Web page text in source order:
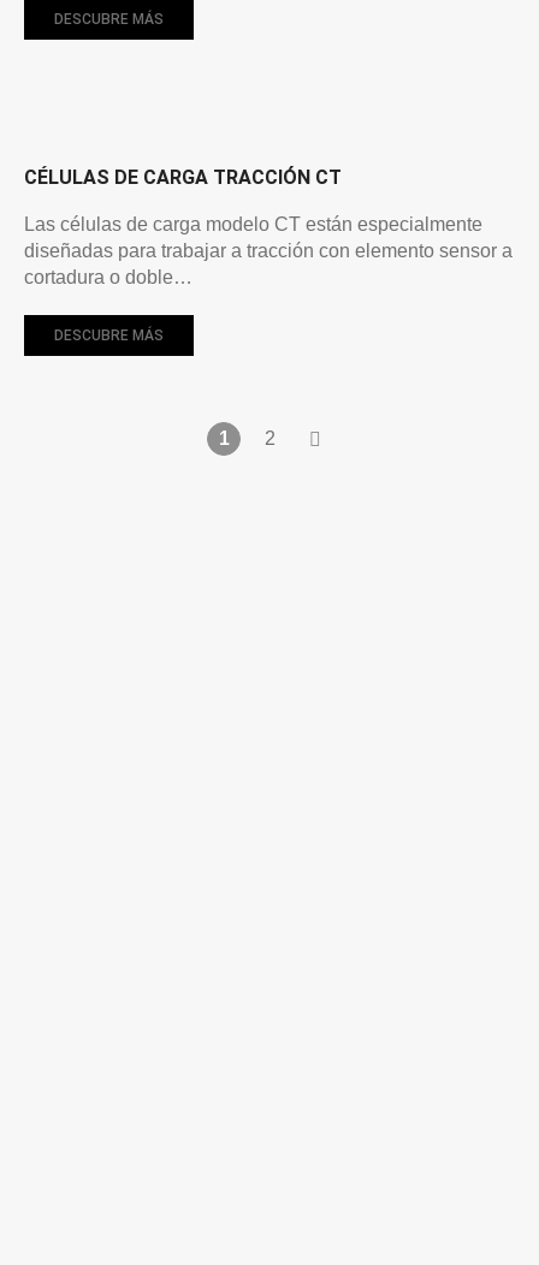
DESCUBRE MÁS
CÉLULAS DE CARGA TRACCIÓN CT
Las células de carga modelo CT están especialmente
diseñadas para trabajar a tracción con elemento sensor a
cortadura o doble…
DESCUBRE MÁS
1 2